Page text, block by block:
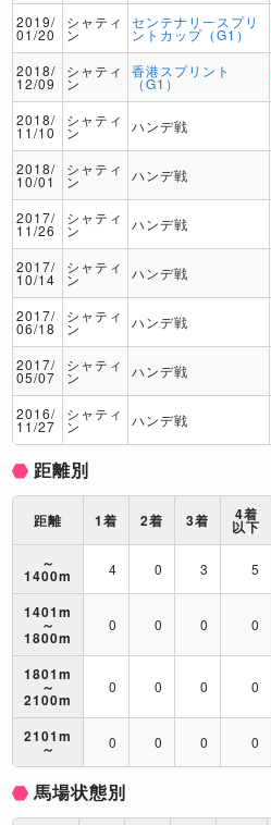
2019/
01/20
シャティ
ン
センテナリースプリ
ントカップ（G1）
2018/
12/09
シャティ
ン
香港スプリント
（G1）
2018/
11/10
シャティ
ン ハンデ戦
2018/
10/01
シャティ
ン ハンデ戦
2017/
11/26
シャティ
ン ハンデ戦
2017/
10/14
シャティ
ン ハンデ戦
2017/
06/18
シャティ
ン ハンデ戦
2017/
05/07
シャティ
ン ハンデ戦
2016/
11/27
シャティ
ン ハンデ戦
距離別
距離 1着 2着 3着 4着
以下
～
1400m 4 0 3 5
1401m
～
1800m
0 0 0 0
1801m
～
2100m
0 0 0 0
2101m
～ 0 0 0 0
馬場状態別